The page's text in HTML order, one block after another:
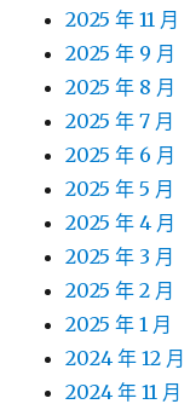
2025 年 11 月
2025 年 9 月
2025 年 8 月
2025 年 7 月
2025 年 6 月
2025 年 5 月
2025 年 4 月
2025 年 3 月
2025 年 2 月
2025 年 1 月
2024 年 12 月
2024 年 11 月